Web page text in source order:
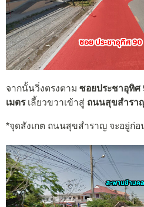
จากนั้นวิ่งตรงตาม ซอยประชาอุทิศ
เมตรเลี้ยวขวาเข้าสู่ ถนนสุขสำรา
*จุดสังเกต ถนนสุขสำราญ จะอยู่ก่